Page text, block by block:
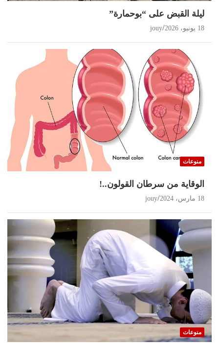
ليلة القبض على “بوحمارة”
18 يونيو، 2026 jouy
منوعات
الوقاية من سرطان القولون..!
18 مارس، 2024 jouy
منوعات